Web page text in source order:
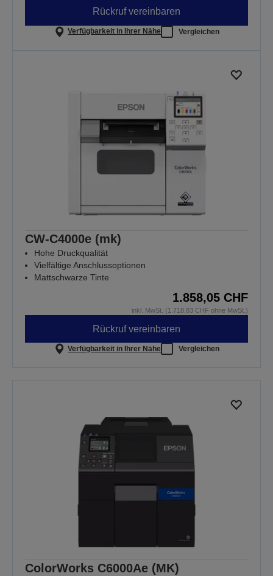
Rückruf vereinbaren
Verfügbarkeit in Ihrer Nähe Vergleichen
CW-C4000e (mk)
Hohe Druckqualität
Vielfältige Anschlussoptionen
Mattschwarze Tinte
1.858,05 CHF
inkl. MwSt. (1.718,83 CHF ohne MwSt.)
Rückruf vereinbaren
Verfügbarkeit in Ihrer Nähe Vergleichen
ColorWorks C6000Ae (MK)